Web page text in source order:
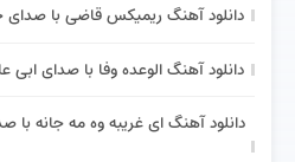
دانلود آهنگ ریمیکس قاضی با
دانلود آهنگ الوعده وفا با صدای ابی
دانلود آهنگ ای غریبه وه مه جانه با